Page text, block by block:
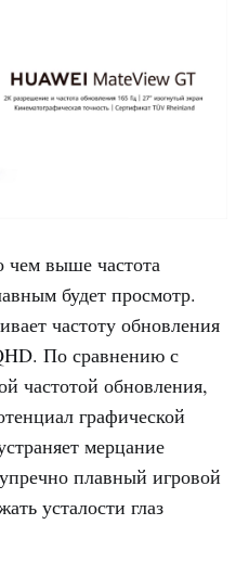
чем выше частота
будет просмотр.
частоту обновления
По сравнению с
частотой обновления,
графической
мерцание
плавный игровой
усталости глаз